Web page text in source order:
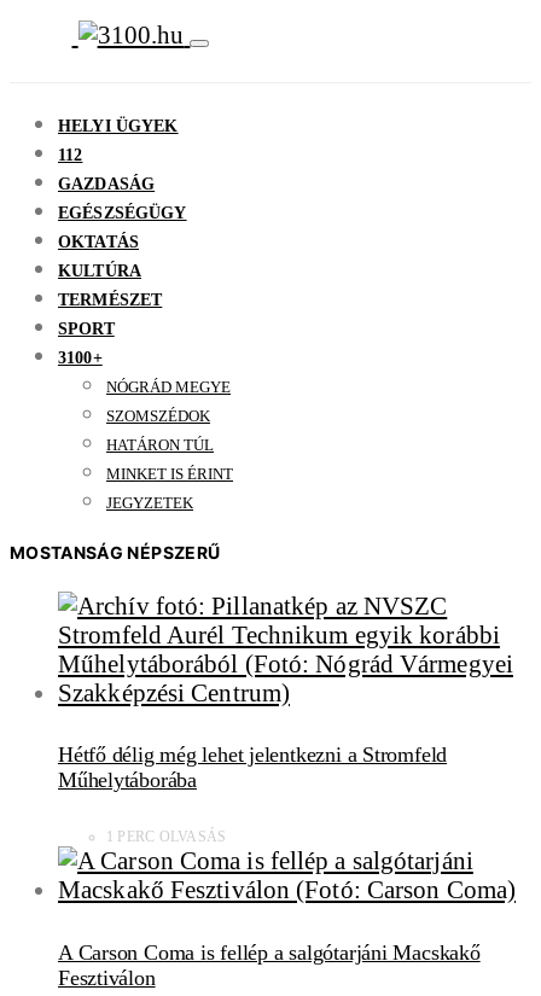
HELYI ÜGYEK
112
GAZDASÁG
EGÉSZSÉGÜGY
OKTATÁS
KULTÚRA
TERMÉSZET
SPORT
3100+
NÓGRÁD MEGYE
SZOMSZÉDOK
HATÁRON TÚL
MINKET IS ÉRINT
JEGYZETEK
MOSTANSÁG NÉPSZERŰ
Hétfő délig még lehet jelentkezni a Stromfeld
Műhelytáborába
1 PERC OLVASÁS
A Carson Coma is fellép a salgótarjáni Macskakő
Fesztiválon